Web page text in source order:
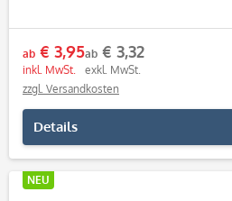
ab € 3,95
inkl. MwSt.
ab € 3,32
exkl. MwSt.
zzgl. Versandkosten
Details
NEU